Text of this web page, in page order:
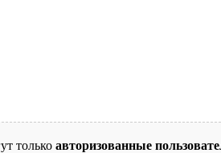
только авторизованные